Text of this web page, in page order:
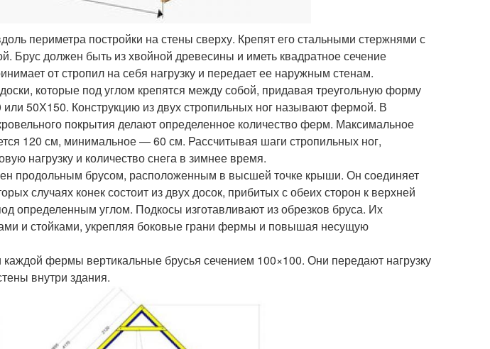
периметра постройки на стены сверху. Крепят его стальными стержнями с
Брус должен быть из хвойной древесины и иметь квадратное сечение
от стропил на себя нагрузку и передает ее наружным стенам.
которые под углом крепятся между собой, придавая треугольную форму
50Х150. Конструкцию из двух стропильных ног называют фермой. В
покрытия делают определенное количество ферм. Максимальное
120 см, минимальное — 60 см. Рассчитывая шаги стропильных ног,
нагрузку и количество снега в зимнее время.
продольным брусом, расположенным в высшей точке крыши. Он соединяет
случаях конек состоит из двух досок, прибитых с обеих сторон к верхней
определенным углом. Подкосы изготавливают из обрезков бруса. Их
и стойками, укрепляя боковые грани фермы и повышая несущую
фермы вертикальные брусья сечением 100×100. Они передают нагрузку
внутри здания.